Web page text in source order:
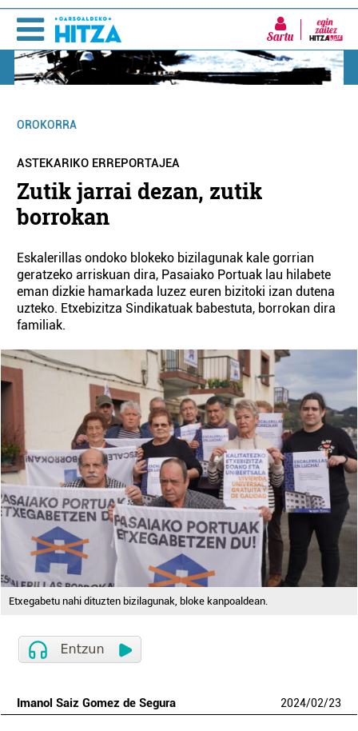
Sartu
OROKORRA
ASTEKARIKO ERREPORTAJEA
Zutik jarrai dezan, zutik
borrokan
Eskalerillas ondoko blokeko bizilagunak kale gorrian
geratzeko arriskuan dira, Pasaiako Portuak lau hilabete
eman dizkie hamarkada luzez euren bizitoki izan dutena
uzteko. Etxebizitza Sindikatuak babestuta, borrokan dira
familiak.
Etxegabetu nahi dituzten bizilagunak, bloke kanpoaldean.
Imanol Saiz Gomez de Segura 2024/02/23